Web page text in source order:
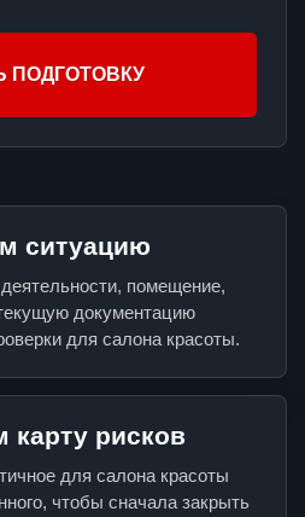
ПОДГОТОВКУ
ситуацию
помещение,
документацию
для салона красоты.
карту рисков
для салона красоты
чтобы сначала закрыть